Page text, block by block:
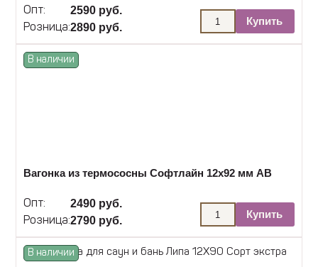
Опт: 2590 руб.
Розница:2890 руб.
Купить
В наличии
Вагонка из термососны Софтлайн 12х92 мм АВ
Опт: 2490 руб.
Розница:2790 руб.
Купить
В наличии